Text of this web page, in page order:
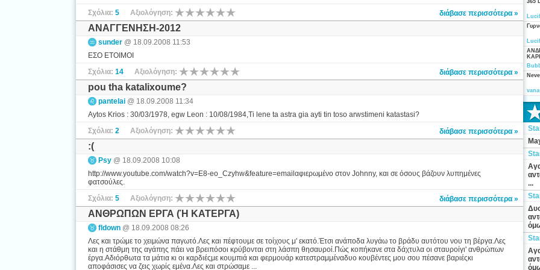
διάβασε περισσότερα »
Σχόλια: 5 Αξιολόγηση:
ΑΝΑΓΓΕΝΗΣΗ-2012
sunder @ 18.09.2008 11:53
ΕΣΟ ΕΤΟΙΜΟΙ
διάβασε περισσότερα »
Σχόλια: 14 Αξιολόγηση:
pou tha katalixoume?
pantelai @ 18.09.2008 11:34
Aytos Krios : 30/03/1978, egw Leon : 10/08/1984,Ti lene ta astra gia ayti tin toso arwstimeni katastasi?
διάβασε περισσότερα »
Σχόλια: 2 Αξιολόγηση:
:(
Psy @ 18.09.2008 10:08
http://www.youtube.com/watch?v=E8-eo_Czyhw&feature=emailαφιερωμένο στον Johnny, και σε όσους βάζουν λυπημένες
φατσούλες.
διάβασε περισσότερα »
Σχόλια: 5 Αξιολόγηση:
ΑΝΘΡΩΠΩΝ ΕΡΓΑ (Ή ΚΑΤΕΡΓΑ)
fldown @ 18.09.2008 08:26
Λες και τρώμε το χειμώνα παγωτό.Λες και πέφτουμε σε τοίχους μ' εκατό.Έτσι ανάποδα λυγάω το βράδυ αυτότου νου τη βέργα.Λες
και η στάθμη της αγάπης πάει να βρειπόσοι κρύβονται στη λάσπη θησαυροί.Πώς κοπήκανε στα δάχτυλα οι σταυροίγι' ανθρώπων
έργα.Αδιόρθωτα τα μάτια κι οι καρδιέςμε κουμπιά και φερμουάρ κατεστραμμέναδυο κουβέντες μου σου πέσανε βαριέςκι
αποφάσισες να ζεις χωρίς εμένα.Λες και στρώσαμε ...
365
...